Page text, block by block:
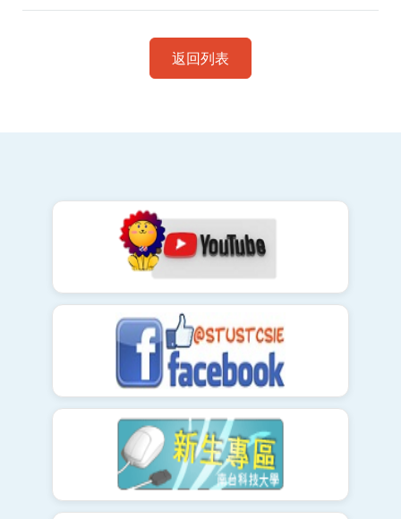
返回列表